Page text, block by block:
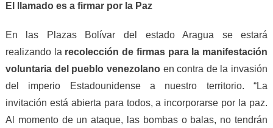
El llamado es a firmar por la Paz
En las Plazas Bolívar del estado Aragua se estará
realizando la recolección de firmas para la manifestación
voluntaria del pueblo venezolanoen contra de la invasión
del imperio Estadounidense a nuestro territorio. “La
invitación está abierta para todos, a incorporarse por la paz.
Al momento de un ataque, las bombas o balas, no tendrán